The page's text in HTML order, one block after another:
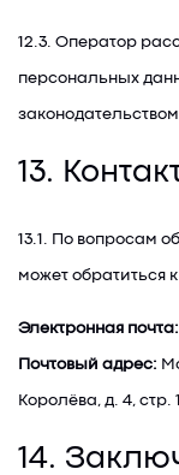
12.3. Оператор
персональных
13.
13.1. По вопросам
может обратиться
Электронная почта:
Почтовый адрес:
Королёва, д. 4, стр. 1
14.